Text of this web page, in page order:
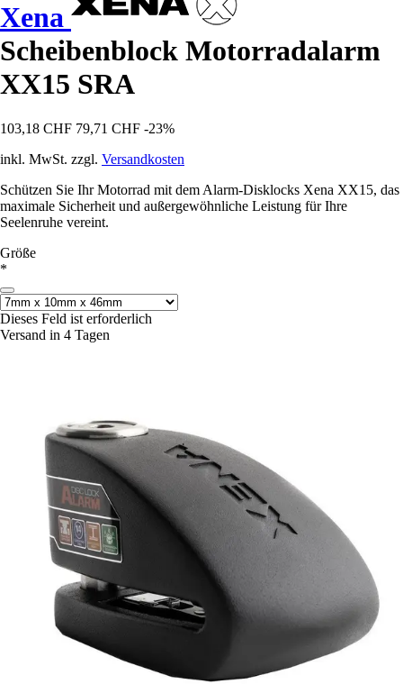
Xena
Scheibenblock Motorradalarm
XX15 SRA
103,18 CHF 79,71 CHF -23%
inkl. MwSt. zzgl. Versandkosten
Schützen Sie Ihr Motorrad mit dem Alarm-Disklocks Xena XX15, das
maximale Sicherheit und außergewöhnliche Leistung für Ihre
Seelenruhe vereint.
Größe
*
Dieses Feld ist erforderlich
Versand in 4 Tagen